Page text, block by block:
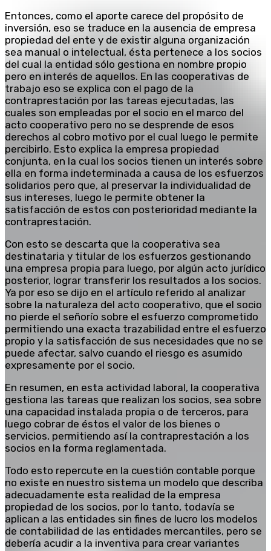
Entonces, como el aporte carece del propósito de
inversión, eso se traduce en la ausencia de empresa
propiedad del ente y de existir alguna organización
sea manual o intelectual, ésta pertenece a los socios
del cual la entidad sólo gestiona en nombre propio
pero en interés de aquellos. En las cooperativas de
trabajo eso se explica con el pago de la
contraprestación por las tareas ejecutadas, las
cuales son empleadas por el socio en el marco del
acto cooperativo pero no se desprende de esos
derechos al cobro motivo por el cual luego le permite
percibirlo. Esto explica la empresa propiedad
conjunta, en la cual los socios tienen un interés sobre
ella en forma indeterminada a causa de los esfuerzos
solidarios pero que, al preservar la individualidad de
sus intereses, luego le permite obtener la
satisfacción de estos con posterioridad mediante la
contraprestación.
Con esto se descarta que la cooperativa sea
destinataria y titular de los esfuerzos gestionando
una empresa propia para luego, por algún acto jurídico
posterior, lograr transferir los resultados a los socios.
Ya por eso se dijo en el artículo referido al analizar
sobre la naturaleza del acto cooperativo, que el socio
no pierde el señorío sobre el esfuerzo comprometido
permitiendo una exacta trazabilidad entre el esfuerzo
propio y la satisfacción de sus necesidades que no se
puede afectar, salvo cuando el riesgo es asumido
expresamente por el socio.
En resumen, en esta actividad laboral, la cooperativa
gestiona las tareas que realizan los socios, sea sobre
una capacidad instalada propia o de terceros, para
luego cobrar de éstos el valor de los bienes o
servicios, permitiendo así la contraprestación a los
socios en la forma reglamentada.
Todo esto repercute en la cuestión contable porque
no existe en nuestro sistema un modelo que describa
adecuadamente esta realidad de la empresa
propiedad de los socios, por lo tanto, todavía se
aplican a las entidades sin fines de lucro los modelos
de contabilidad de las entidades mercantiles, pero se
debería acudir a la inventiva para crear variantes